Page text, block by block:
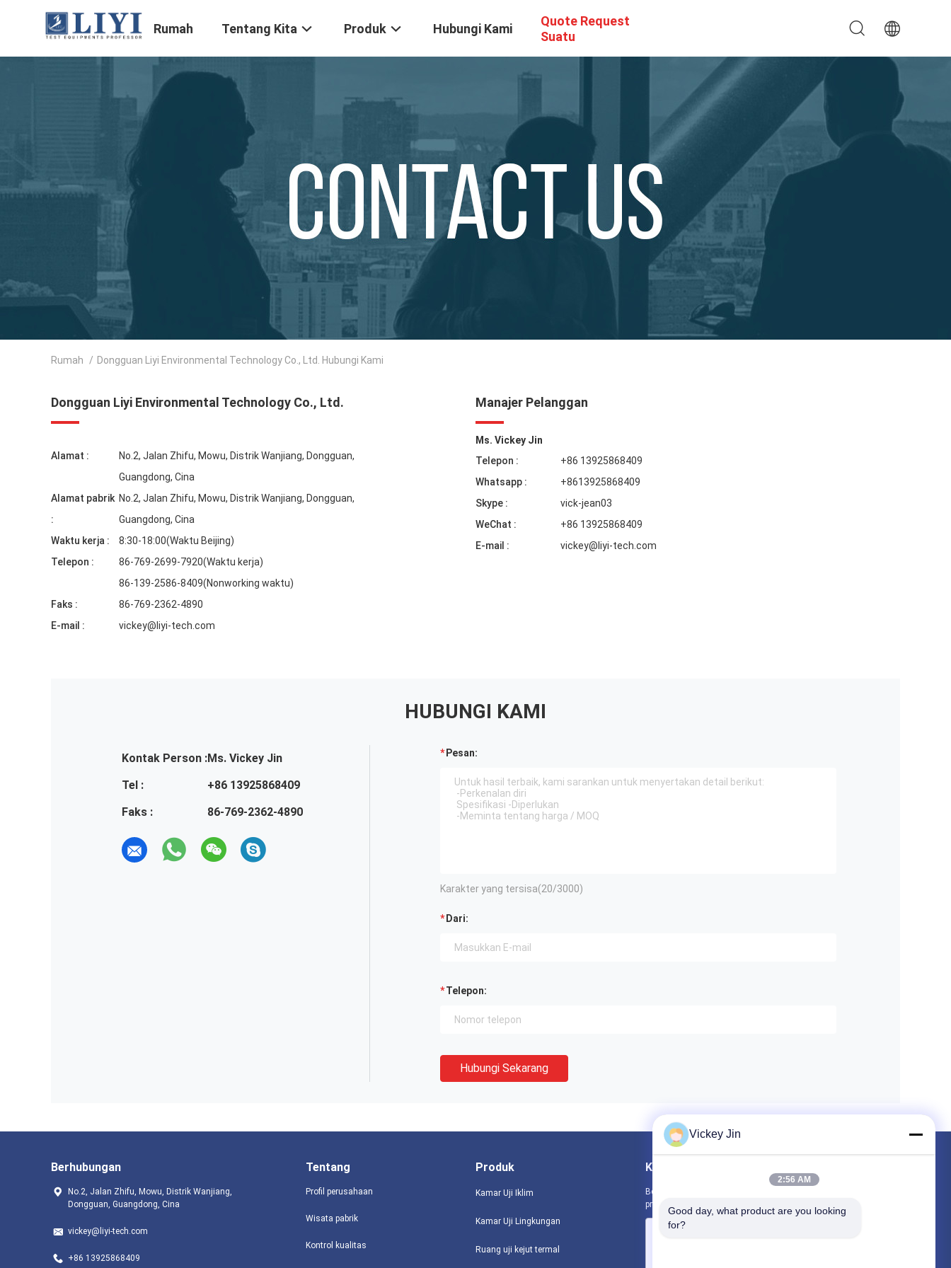
Rumah Tentang Kita Produk Hubungi Kami
Quote Request
Suatu
Rumah / Dongguan Liyi Environmental Technology Co., Ltd. Hubungi Kami
Dongguan Liyi Environmental Technology Co., Ltd.
Alamat :
No.2, Jalan Zhifu, Mowu, Distrik Wanjiang, Dongguan,
Guangdong, Cina
Alamat pabrik
:
No.2, Jalan Zhifu, Mowu, Distrik Wanjiang, Dongguan,
Guangdong, Cina
Waktu kerja :
8:30-18:00(Waktu Beijing)
Telepon :
86-769-2699-7920(Waktu kerja)
86-139-2586-8409(Nonworking waktu)
Faks :
86-769-2362-4890
E-mail :
vickey@liyi-tech.com
Manajer Pelanggan
Ms. Vickey Jin
Telepon :
+86 13925868409
Whatsapp :
+8613925868409
Skype :
vick-jean03
WeChat :
+86 13925868409
E-mail :
vickey@liyi-tech.com
HUBUNGI KAMI
Kontak Person :Ms. Vickey Jin
Tel :
+86 13925868409
Faks :
86-769-2362-4890
Pesan:
Karakter yang tersisa(20/3000)
Dari:
Telepon:
Hubungi Sekarang
Berhubungan
No.2, Jalan Zhifu, Mowu, Distrik Wanjiang,
Dongguan, Guangdong, Cina
vickey@liyi-tech.com
+86 13925868409
Tentang
Profil perusahaan
Wisata pabrik
Kontrol kualitas
Produk
Kamar Uji Iklim
Kamar Uji Lingkungan
Ruang uji kejut termal
Kirimkan Kami
Beri tahu kami kebutuhan Anda. Kami akan menghubungkan
produk terbaik dengan Anda.
Vickey Jin
2:56 AM
Good day, what product are you looking
for?